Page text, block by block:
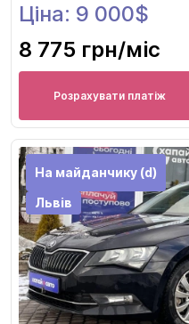
Ціна: 9 000$
8 775 грн/міс
Розрахувати платіж
На майданчику (d)
Львів